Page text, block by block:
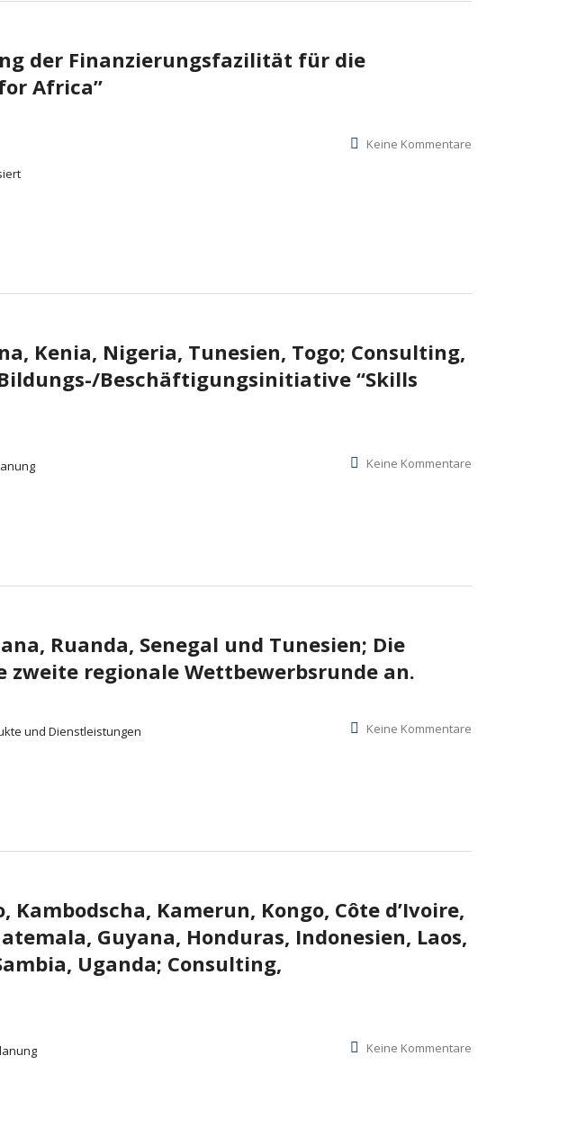
der Finanzierungsfazilität für die
Africa”
Keine Kommentare
Kenia, Nigeria, Tunesien, Togo; Consulting,
Beschäftigungsinitiative “Skills
Keine Kommentare
Ruanda, Senegal und Tunesien; Die
regionale Wettbewerbsrunde an.
und Dienstleistungen Keine Kommentare
Kamerun, Kongo, Côte d’Ivoire,
Guyana, Honduras, Indonesien, Laos,
Uganda; Consulting,
Keine Kommentare